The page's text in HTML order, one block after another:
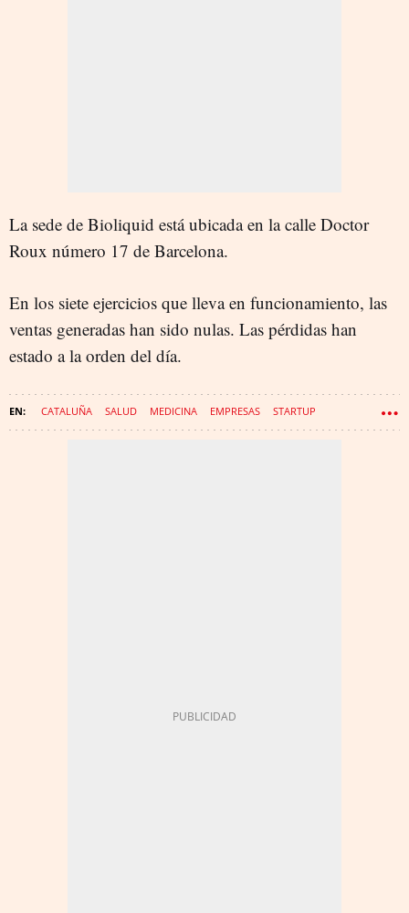
La sede de Bioliquid está ubicada en la calle Doctor
Roux número 17 de Barcelona.
En los siete ejercicios que lleva en funcionamiento, las
ventas generadas han sido nulas. Las pérdidas han
estado a la orden del día.
CATALUÑA SALUD MEDICINA EMPRESAS STARTUP